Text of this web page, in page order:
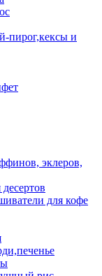
пирог,кексы и
эклеров,
для кофе